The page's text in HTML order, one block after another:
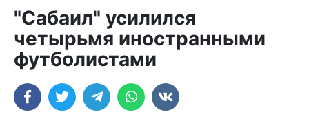
"Сабаил" усилился
четырьмя иностранными
футболистами